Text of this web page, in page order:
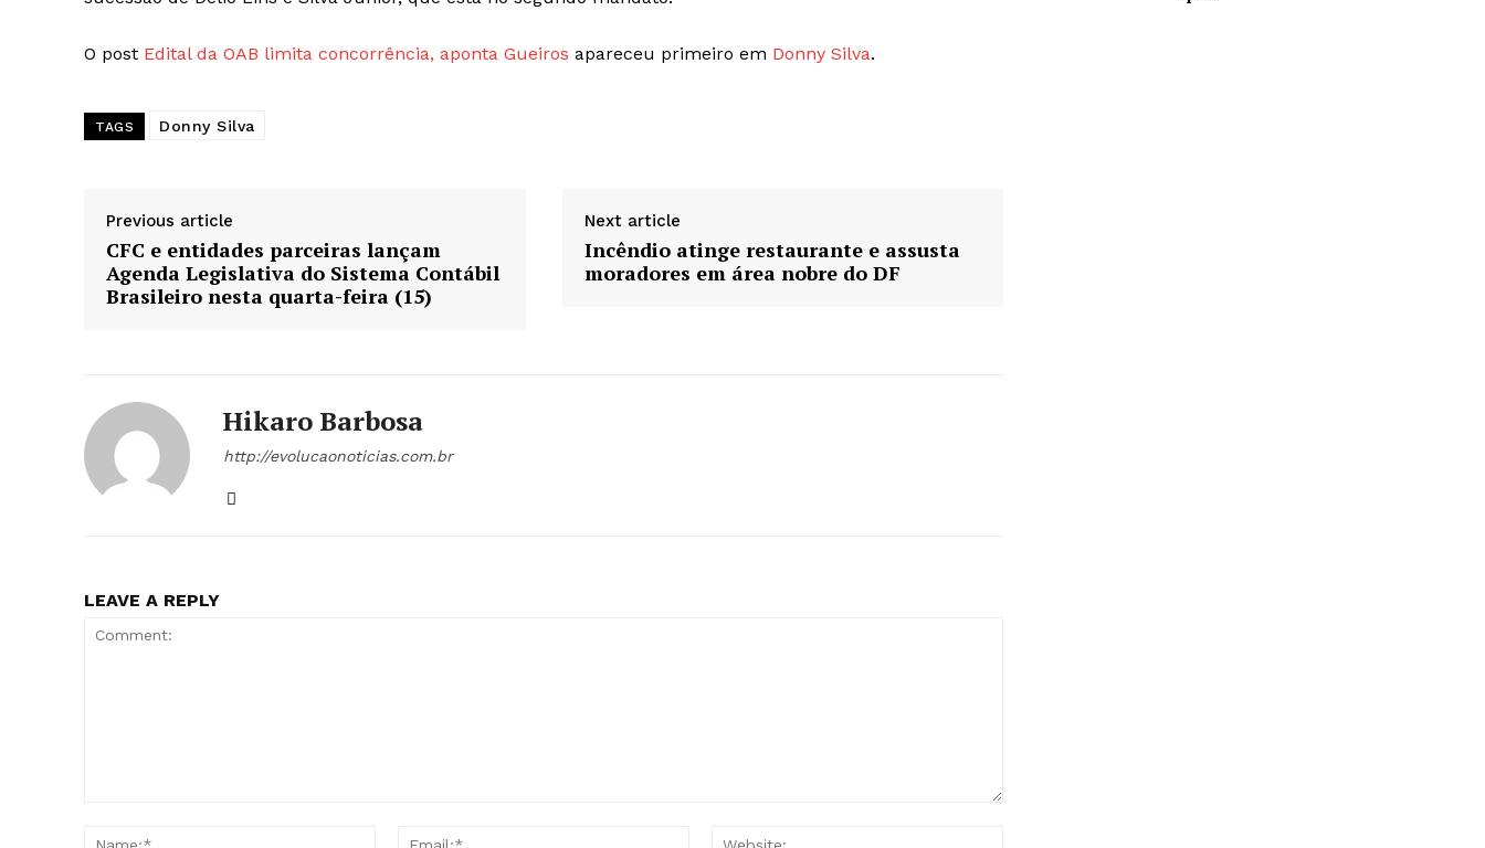
O post Edital da OAB limita concorrência, aponta Gueiros apareceu primeiro em Donny Silva.
TAGS Donny Silva
Previous article
CFC e entidades parceiras lançam
Agenda Legislativa do Sistema Contábil
Brasileiro nesta quarta-feira (15)
Next article
Incêndio atinge restaurante e assusta
moradores em área nobre do DF
Hikaro Barbosa
http://evolucaonoticias.com.br
LEAVE A REPLY
Name:*
Email:*